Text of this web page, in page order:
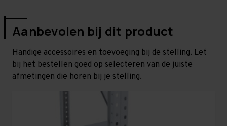
Aanbevolen bij dit product
Handige accessoires en toevoeging bij de stelling. Let
bij het bestellen goed op selecteren van de juiste
afmetingen die horen bij je stelling.